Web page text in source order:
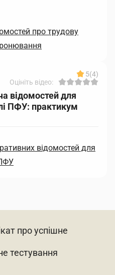
про трудову
5(4)
Оцініть відео:
відомостей для
ПФУ: практикум
відомостей для
про успішне
тестування